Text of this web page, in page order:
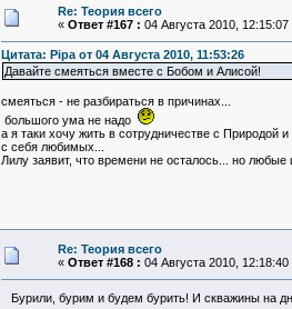
Re: Теория всего
« Ответ #167 : 04 Августа 2010, 12:15:07
Цитата: Pipa от 04 Августа 2010, 11:53:26
Давайте смеяться вместе с Бобом и Алисой!
смеяться - не разбираться в причинах...
большого ума не надо
а я таки хочу жить в сотрудничестве с Природой
с себя любимых...
Лилу заявит, что времени не осталось... но любые
Re: Теория всего
« Ответ #168 : 04 Августа 2010, 12:18:40
Бурили, бурим и будем бурить! И скважины на